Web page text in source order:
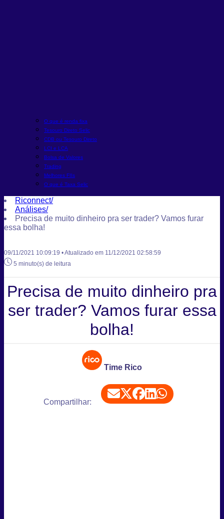
O que é renda fixa
Tesouro Direto Selic
CDB ou Tesouro Direto
LCI e LCA
Bolsa de Valores
Trading
Melhores FIIs
O que é Taxa Selic
Riconnect/
Análises/
Precisa de muito dinheiro pra ser trader? Vamos furar
essa bolha!
09/11/2021 10:09:19 • Atualizado em 11/12/2021 02:58:59
5 minuto(s) de leitura
Precisa de muito dinheiro pra
ser trader? Vamos furar essa
bolha!
Time Rico
Compartilhar: